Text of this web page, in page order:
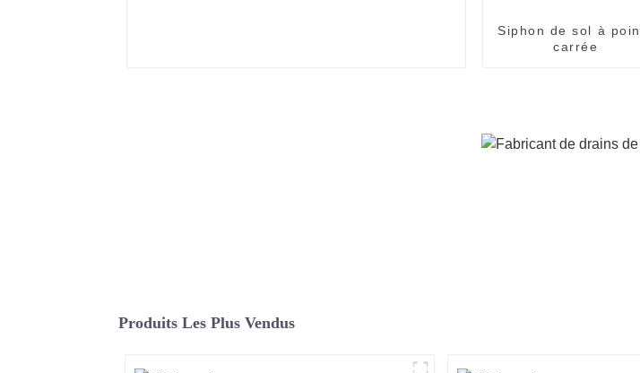
Siphon de sol à
carrée
Produits Les Plus Vendus